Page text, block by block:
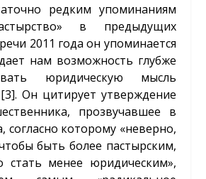
редким упоминаниям
в предыдущих
2011 года он упоминается
нам возможность глубже
юридическую мысль
[3]. Он цитирует утверждение
прозвучавшее в
согласно которому «неверно,
быть более пастырским,
стать менее юридическим»,